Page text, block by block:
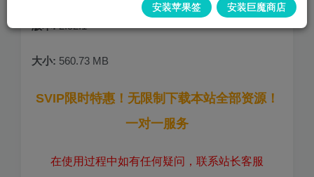
版本:2.52.1
大小: 560.73 MB
SVIP限时特惠！无限制下载本站全部资源！
一对一服务
在使用过程中如有任何疑问，联系站长客服
安装苹果签 安装巨魔商店